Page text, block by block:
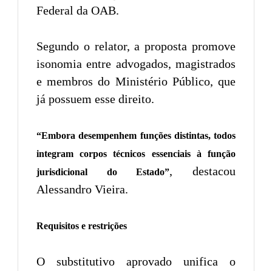
Federal da OAB.
Segundo o relator, a proposta promove
isonomia entre advogados, magistrados
e membros do Ministério Público, que
já possuem esse direito.
“Embora desempenhem funções distintas, todos
integram corpos técnicos essenciais à função
jurisdicional do Estado”, destacou
Alessandro Vieira.
Requisitos e restrições
O substitutivo aprovado unifica o